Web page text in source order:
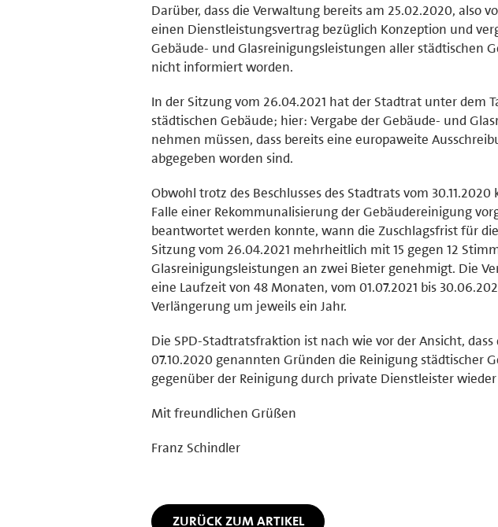
Darüber, dass die Verwaltung bereits am 25.02.2020, also
einen Dienstleistungsvertrag bezüglich Konzeption und
Gebäude- und Glasreinigungsleistungen aller städtischen
nicht informiert worden.
In der Sitzung vom 26.04.2021 hat der Stadtrat unter dem
städtischen Gebäude; hier: Vergabe der Gebäude- und
nehmen müssen, dass bereits eine europaweite
abgegeben worden sind.
Obwohl trotz des Beschlusses des Stadtrats vom
Falle einer Rekommunalisierung der Gebäudereinigung
beantwortet werden konnte, wann die Zuschlagsfrist für
Sitzung vom 26.04.2021 mehrheitlich mit 15 gegen 12
Glasreinigungsleistungen an zwei Bieter genehmigt. Die
eine Laufzeit von 48 Monaten, vom 01.07.2021 bis
Verlängerung um jeweils ein Jahr.
Die SPD-Stadtratsfraktion ist nach wie vor der Ansicht,
07.10.2020 genannten Gründen die Reinigung städtischer
gegenüber der Reinigung durch private Dienstleister
Mit freundlichen Grüßen
Franz Schindler
ZURÜCK ZUM ARTIKEL